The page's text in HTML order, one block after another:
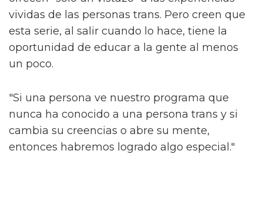
El jefe de la serie High School
Musical habla sobre la trama queer
de la serie
Sam Smith se sincera sobre su nueva
Alex dice que los ocho episodios de la serie
ofrecen "solo un vistazo" a las experiencias
vividas de las personas trans. Pero creen que